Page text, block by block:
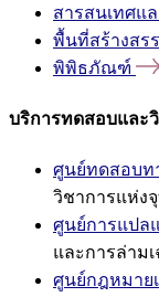
สารสนเทศแ
พื้นที่สร้างสร
พิพิธภัณฑ์
บริการทดสอบและ
ศูนย์ทดสอบท
วิชาการแห่ง
ศูนย์การแปล
และการล่าม
ศูนย์กฎหมาย